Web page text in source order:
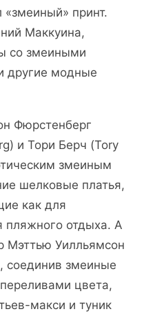
принт.
Маккуина,
со змеиными
другие модные
Фюрстенберг
и Тори Берч (Tory
змеиным
шелковые платья,
как для
пляжного отдыха. А
Мэттью Уилльямсон
соединив змеиные
цвета,
макси и туник